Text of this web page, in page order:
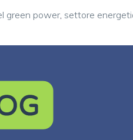
green power, settore